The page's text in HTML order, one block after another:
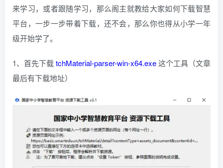
来学习，或者跟随学习，那么阁主就教给大家如何下载智慧
平台，一步一步带着下载，还不会，那么你也得从小学一年
级开始学了。
1、首先下载tchMaterial-parser-win-x64.exe这个工具（文章
最后有下载地址）